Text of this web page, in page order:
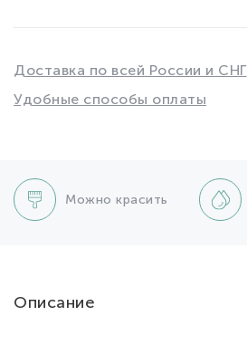
Доставка по всей России и СНГ
Удобные способы оплаты
Можно красить
Описание